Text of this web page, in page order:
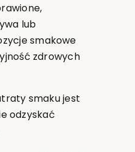
lub
smakowe
zdrowych
smaku jest
odzyskać